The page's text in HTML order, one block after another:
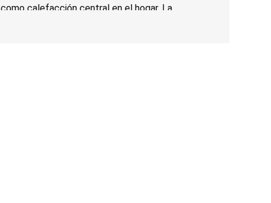
como calefacción central en el hogar. La